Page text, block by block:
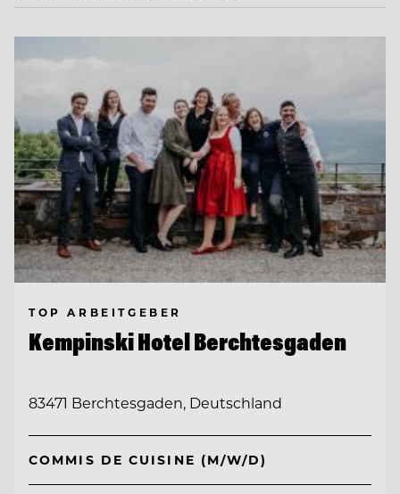
TOP ARBEITGEBER
Kempinski Hotel Berchtesgaden
83471 Berchtesgaden, Deutschland
COMMIS DE CUISINE (M/W/D)